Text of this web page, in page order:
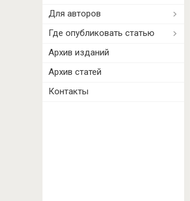
Для авторов
Где опубликовать статью
Архив изданий
Архив статей
Контакты